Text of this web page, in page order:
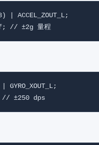
| ACCEL_ZOUT_L;